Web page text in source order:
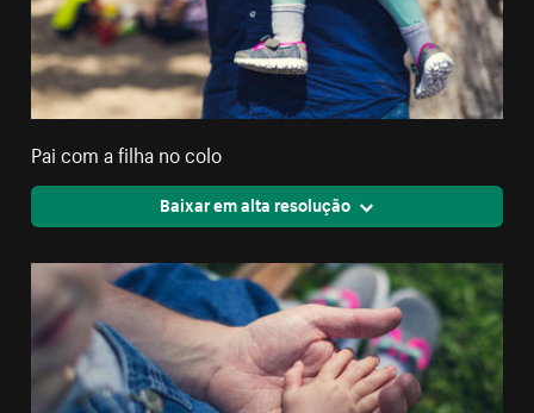
Pai com a filha no colo
Baixar em alta resolução